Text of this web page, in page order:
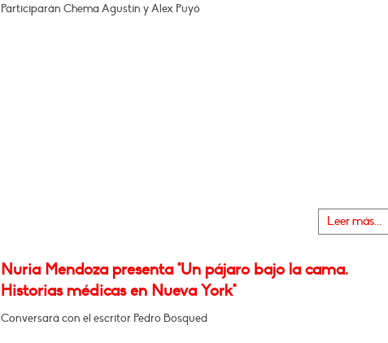
Participarán Chema Agustín y Alex Puyó
Leer más...
Nuria Mendoza presenta "Un pájaro bajo la cama.
Historias médicas en Nueva York"
Conversará con el escritor Pedro Bosqued